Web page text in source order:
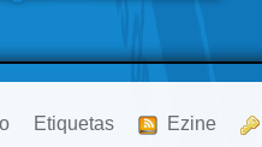
Etiquetas Ezine